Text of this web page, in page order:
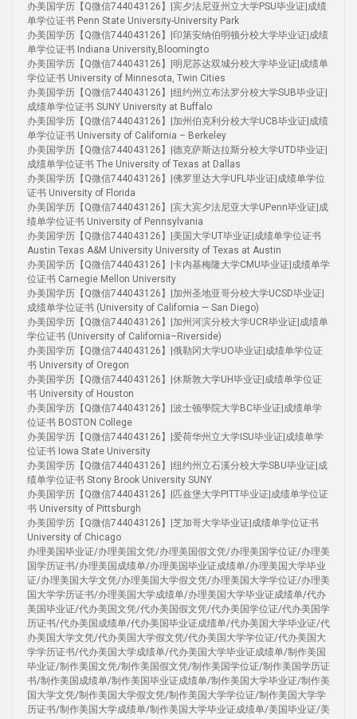
办美国学历【Q微信744043126】|宾夕法尼亚州立大学PSU毕业证|成绩
单学位证书 Penn State University-University Park
办美国学历【Q微信744043126】|印第安纳伯明顿分校大学毕业证|成绩
单学位证书 Indiana University,Bloomingto
办美国学历【Q微信744043126】|明尼苏达双城分校大学毕业证|成绩单
学位证书 University of Minnesota, Twin Cities
办美国学历【Q微信744043126】|纽约州立布法罗分校大学SUB毕业证|
成绩单学位证书 SUNY University at Buffalo
办美国学历【Q微信744043126】|加州伯克利分校大学UCB毕业证|成绩
单学位证书 University of California – Berkeley
办美国学历【Q微信744043126】|德克萨斯达拉斯分校大学UTD毕业证|
成绩单学位证书 The University of Texas at Dallas
办美国学历【Q微信744043126】|佛罗里达大学UFL毕业证|成绩单学位
证书 University of Florida
办美国学历【Q微信744043126】|宾大宾夕法尼亚大学UPenn毕业证|成
绩单学位证书 University of Pennsylvania
办美国学历【Q微信744043126】|美国大学UT毕业证|成绩单学位证书
Austin Texas A&M University University of Texas at Austin
办美国学历【Q微信744043126】|卡内基梅隆大学CMU毕业证|成绩单学
位证书 Carnegie Mellon University
办美国学历【Q微信744043126】|加州圣地亚哥分校大学UCSD毕业证|
成绩单学位证书 (University of California — San Diego)
办美国学历【Q微信744043126】|加州河滨分校大学UCR毕业证|成绩单
学位证书 (University of California–Riverside)
办美国学历【Q微信744043126】|俄勒冈大学UO毕业证|成绩单学位证
书 University of Oregon
办美国学历【Q微信744043126】|休斯敦大学UH毕业证|成绩单学位证
书 University of Houston
办美国学历【Q微信744043126】|波士顿學院大学BC毕业证|成绩单学
位证书 BOSTON College
办美国学历【Q微信744043126】|爱荷华州立大学ISU毕业证|成绩单学
位证书 Iowa State University
办美国学历【Q微信744043126】|纽约州立石溪分校大学SBU毕业证|成
绩单学位证书 Stony Brook University SUNY
办美国学历【Q微信744043126】|匹兹堡大学PITT毕业证|成绩单学位证
书 University of Pittsburgh
办美国学历【Q微信744043126】|芝加哥大学毕业证|成绩单学位证书
University of Chicago
办理美国毕业证/办理美国文凭/办理美国假文凭/办理美国学位证/办理美
国学历证书/办理美国成绩单/办理美国毕业证成绩单/办理美国大学毕业
证/办理美国大学文凭/办理美国大学假文凭/办理美国大学学位证/办理美
国大学学历证书/办理美国大学成绩单/办理美国大学毕业证成绩单/代办
美国毕业证/代办美国文凭/代办美国假文凭/代办美国学位证/代办美国学
历证书/代办美国成绩单/代办美国毕业证成绩单/代办美国大学毕业证/代
办美国大学文凭/代办美国大学假文凭/代办美国大学学位证/代办美国大
学学历证书/代办美国大学成绩单/代办美国大学毕业证成绩单/制作美国
毕业证/制作美国文凭/制作美国假文凭/制作美国学位证/制作美国学历证
书/制作美国成绩单/制作美国毕业证成绩单/制作美国大学毕业证/制作美
国大学文凭/制作美国大学假文凭/制作美国大学学位证/制作美国大学学
历证书/制作美国大学成绩单/制作美国大学毕业证成绩单/美国毕业证/美